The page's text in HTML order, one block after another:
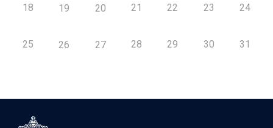
18 19 20 21 22 23 24
25 26 27 28 29 30 31